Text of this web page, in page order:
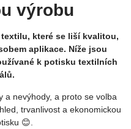
výrobu
které se liší kvalitou,
aplikace. Níže jsou
k potisku textilních
a nevýhody, a proto se volba
trvanlivost a ekonomickou
😊.